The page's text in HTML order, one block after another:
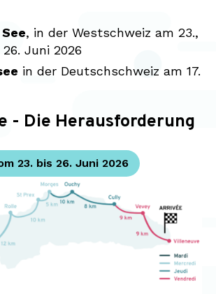
, in der Westschweiz am 23.,
Juni 2026
in der Deutschschweiz am 17.
- Die Herausforderung
23. bis 26. Juni 2026